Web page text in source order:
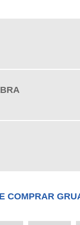
COMPRAR